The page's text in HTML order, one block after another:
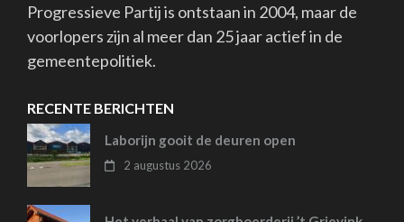
Progressieve Partij is ontstaan in 2004, maar de
voorlopers zijn al meer dan 25 jaar actief in de
gemeentepolitiek.
RECENTE BERICHTEN
Laborijn gooit de deuren open
2 augustus 2026